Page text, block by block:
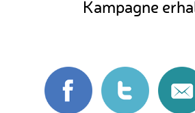
Kampagne